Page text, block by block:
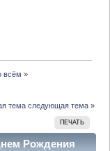
всём »
тема следующая тема »
ПЕЧАТЬ
Рождения